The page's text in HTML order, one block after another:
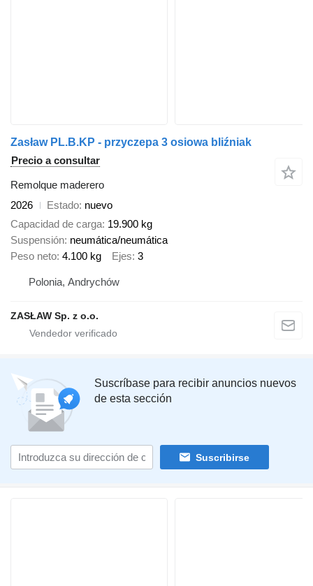
Zasław PL.B.KP - przyczepa 3 osiowa bliźniak
Precio a consultar
Remolque maderero
2026
Estado nuevo
Capacidad de carga 19.900 kg
Suspensión neumática/neumática
Peso neto 4.100 kg Ejes 3
Polonia, Andrychów
ZASŁAW Sp. z o.o.
Suscríbase para recibir anuncios nuevos
de esta sección
Suscribirse